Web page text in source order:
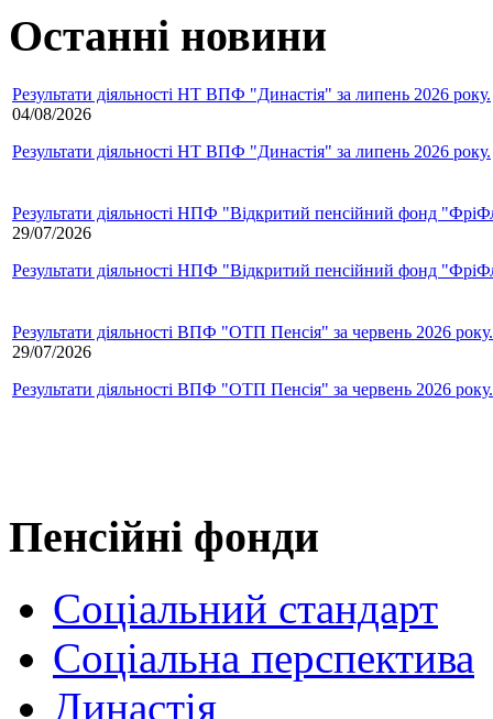
Останні новини
Результати діяльності НТ ВПФ "Династія" за липень 2026 року.
04/08/2026
Результати діяльності НТ ВПФ "Династія" за липень 2026 року.
Результати діяльності НПФ "Відкритий пенсійний фонд
29/07/2026
Результати діяльності НПФ "Відкритий пенсійний фонд
Результати діяльності ВПФ "ОТП Пенсія" за червень 2026 року.
29/07/2026
Результати діяльності ВПФ "ОТП Пенсія" за червень 2026 року.
Пенсійні фонди
Соціальний стандарт
Соціальна перспектива
Династія